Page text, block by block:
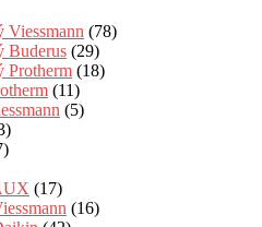
Viessmann (78)
Buderus (29)
Protherm (18)
(11)
(5)
(17)
(16)